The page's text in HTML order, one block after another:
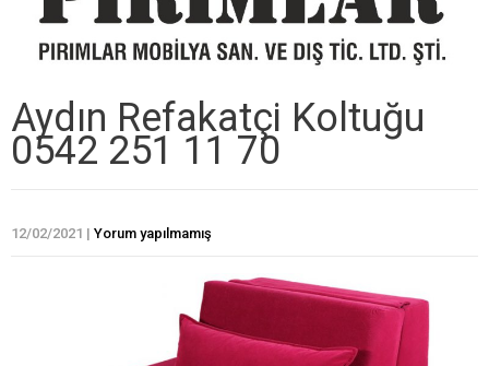
Aydın Refakatçi Koltuğu
0542 251 11 70
12/02/2021 | Yorum yapılmamış